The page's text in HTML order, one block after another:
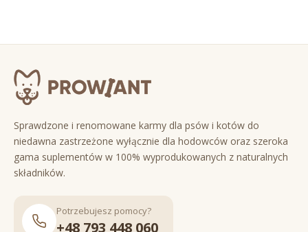
Sprawdzone i renomowane karmy dla psów i kotów do
niedawna zastrzeżone wyłącznie dla hodowców oraz szeroka
gama suplementów w 100% wyprodukowanych z naturalnych
składników.
Potrzebujesz pomocy?
+48 793 448 060